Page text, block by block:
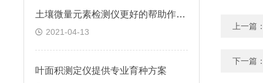
土壤微量元素检测仪更好的帮助作物生长
2021-04-13
叶面积测定仪提供专业育种方案
上一篇
下一篇